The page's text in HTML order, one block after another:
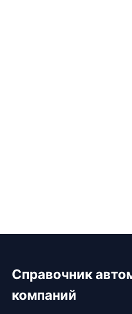
Справочник
компаний